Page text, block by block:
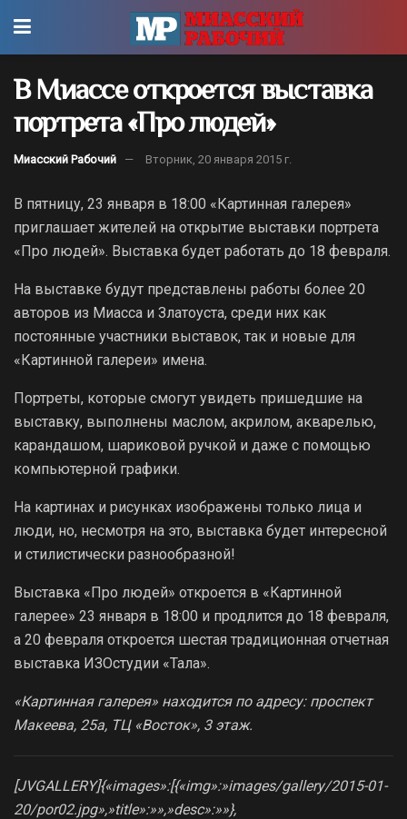
В Миассе откроется выставка
портрета «Про людей»
Миасский Рабочий Вторник, 20 января 2015 г.
В пятницу, 23 января в 18:00 «Картинная галерея»
приглашает жителей на открытие выставки портрета
«Про людей». Выставка будет работать до 18 февраля.
На выставке будут представлены работы более 20
авторов из Миасса и Златоуста, среди них как
постоянные участники выставок, так и новые для
«Картинной галереи» имена.
Портреты, которые смогут увидеть пришедшие на
выставку, выполнены маслом, акрилом, акварелью,
карандашом, шариковой ручкой и даже с помощью
компьютерной графики.
На картинах и рисунках изображены только лица и
люди, но, несмотря на это, выставка будет интересной
и стилистически разнообразной!
Выставка «Про людей» откроется в «Картинной
галерее» 23 января в 18:00 и продлится до 18 февраля,
а 20 февраля откроется шестая традиционная отчетная
выставка ИЗОстудии «Тала».
«Картинная галерея» находится по адресу: проспект
Макеева, 25а, ТЦ «Восток», 3 этаж.
[JVGALLERY]{«images»:[{«img»:»images/gallery/2015-01-
20/por02.jpg»,»title»:»»,»desc»:»»},